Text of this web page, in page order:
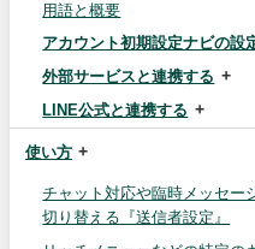
用語と概要
アカウント初期設定ナビの設
外部サービスと連携する
LINE公式と連携する
使い方
チャット対応や臨時メッセー
切り替える『送信者設定』